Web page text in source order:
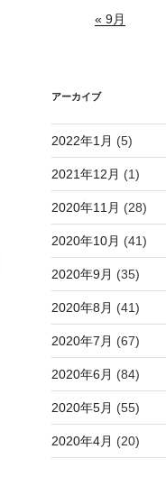
« 9月
アーカイブ
2022年1月 (5)
2021年12月 (1)
2020年11月 (28)
2020年10月 (41)
2020年9月 (35)
2020年8月 (41)
2020年7月 (67)
2020年6月 (84)
2020年5月 (55)
2020年4月 (20)